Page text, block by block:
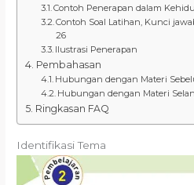
Contoh Penerapan dalam
Contoh Soal Latihan, Kunci
26
Ilustrasi Penerapan
Pembahasan
Hubungan dengan Materi
Hubungan dengan Materi
Ringkasan FAQ
Identifikasi Tema